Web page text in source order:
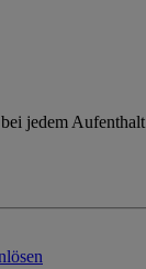
jedem